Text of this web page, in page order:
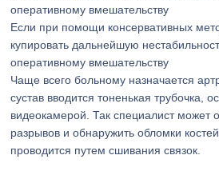
Если при помощи консервативных
купировать дальнейшую
оперативному вмешательству
Чаще всего больному назначается
сустав вводится тоненькая трубочка,
видеокамерой. Так специалист может
разрывов и обнаружить обломки
проводится путем сшивания связок.